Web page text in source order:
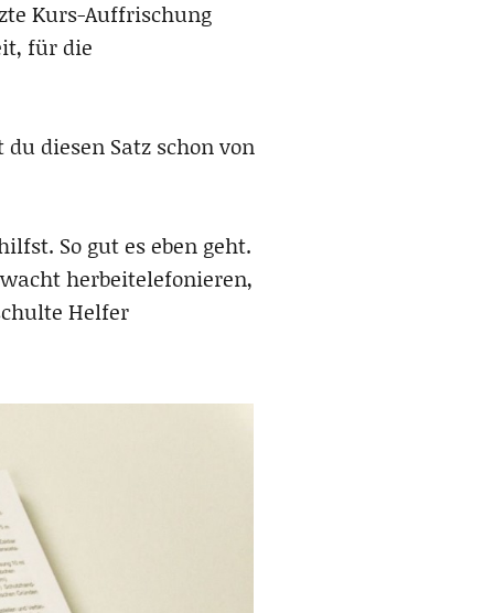
Kurs-Auffrischung
für die
diesen Satz schon von
So gut es eben geht.
herbeitelefonieren,
Helfer